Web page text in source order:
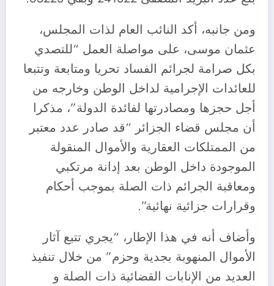
ومن جانبه، أكد النائب العام لذات المجلس،
عثمان موسى، على مواصلة العمل “للتصدي
بكل صرامة لجرائم الفساد تحريا ومتابعة وتتبعا
للعائدات الإجرامية لداخل الوطن وخارجه من
أجل حجزها ومصادرتها لفائدة الدولة”، مذكرا
أن مجلس قضاء الجزائر “قد صادر عدد معتبر
من الممتلكات العقارية والأموال المنقولة
الموجودة داخل الوطن بعد إدانة مرتكبي
ومعاقبة الجرائم ذات الصلة بموجب أحكام
وقرارات جزائية نهائية”.
وأضاف أنه في هذا الإطار، “يجري تتبع آثار
الأموال المنهوبة بجدية وحزم” من خلال تنفيذ
العديد من الإنابات القضائية ذات الصلة و